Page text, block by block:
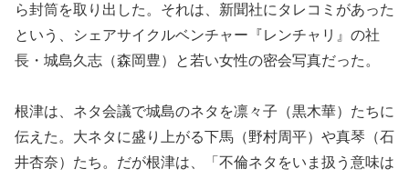
ら封筒を取り出した。それは、新聞社にタレコミがあった
という、シェアサイクルベンチャー『レンチャリ』の社
長・城島久志（森岡豊）と若い女性の密会写真だった。
根津は、ネタ会議で城島のネタを凛々子（黒木華）たちに
伝えた。大ネタに盛り上がる下馬（野村周平）や真琴（石
井杏奈）たち。だが根津は、「不倫ネタをいま扱う意味は